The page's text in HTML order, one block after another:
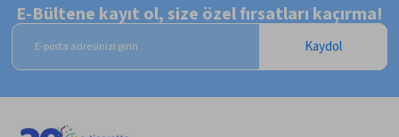
E-Bültene kayıt ol, size özel fırsatları kaçırma!
Kaydol